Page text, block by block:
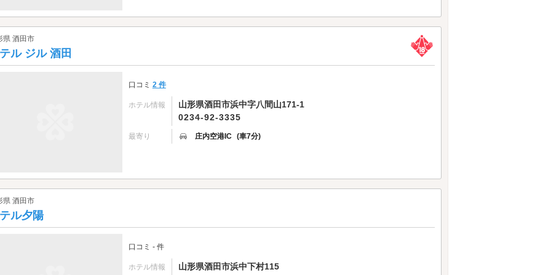
県 酒田市
ル ジル 酒田
口コミ 2 件
ホテル情報
山形県酒田市浜中字八間山171-1
0234-92-3335
最寄り 庄内空港IC (車7分)
県 酒田市
ル夕陽
口コミ - 件
ホテル情報
山形県酒田市浜中下村115